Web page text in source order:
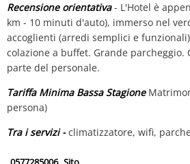
Recensione orientativa- L'Hotel è
km - 10 minuti d'auto), immerso nel
accoglienti (arredi semplici e
colazione a buffet. Grande parcheggio.
parte del personale.
Tariffa Minima Bassa Stagione
persona)
Tra i servizi -climatizzatore, wifi,